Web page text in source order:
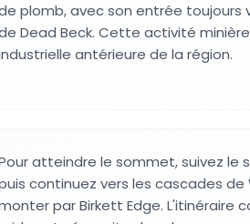
plomb, avec son entrée toujours
Dead Beck. Cette activité
antérieure de la région.
atteindre le sommet, suivez le
continuez vers les cascades
par Birkett Edge. L'itinéraire